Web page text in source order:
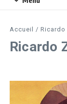
Accueil / Ricardo
Ricardo